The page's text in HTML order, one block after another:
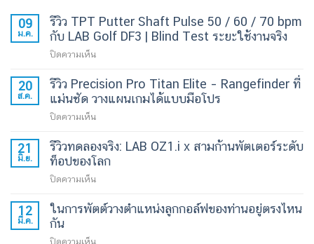
09
ม.ค.
รีวิว TPT Putter Shaft Pulse 50 / 60 / 70 bpm
กับ LAB Golf DF3 | Blind Test ระยะใช้งานจริง
ปิดความเห็นบน
TPT
Putter
/
60
/
bpm
20
ส.ค.
รีวิว Precision Pro Titan Elite – Rangefinder ที่
แม่นชัด วางแผนเกมได้แบบมือโปร
ปิดความเห็นบน
Precision
Pro
Rangefinder
21
มิ.ย.
รีวิวทดลองจริง: LAB OZ1.i x สามก้านพัตเตอร์ระดับ
ท็อปของโลก
ปิดความเห็นบน
ทดลอง
12
มี.ค.
ในการพัตต์วางตำแหน่งลูกกอล์ฟของท่านอยู่ตรงไหน
กัน
ปิดความเห็นบน